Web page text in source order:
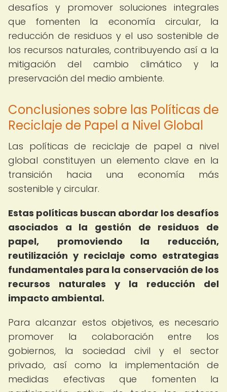
desafíos y promover soluciones integrales
que fomenten la economía circular, la
reducción de residuos y el uso sostenible de
los recursos naturales, contribuyendo así a la
mitigación del cambio climático y la
preservación del medio ambiente.
Conclusiones sobre las Políticas de
Reciclaje de Papel a Nivel Global
Las políticas de reciclaje de papel a nivel
global constituyen un elemento clave en la
transición hacia una economía más
sostenible y circular.
Estas políticas buscan abordar los desafíos
asociados a la gestión de residuos de
papel, promoviendo la reducción,
reutilización y reciclaje como estrategias
fundamentales para la conservación de los
recursos naturales y la reducción del
impacto ambiental.
Para alcanzar estos objetivos, es necesario
promover la colaboración entre los
gobiernos, la sociedad civil y el sector
privado, así como la implementación de
medidas efectivas que fomenten la